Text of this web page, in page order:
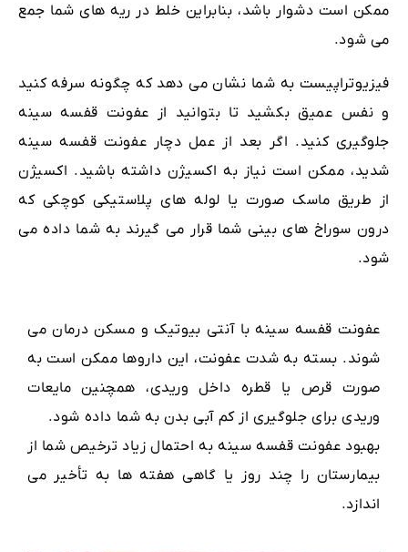
ممکن است دشوار باشد، بنابراین خلط در ریه های شما جمع
می شود.
فیزیوتراپیست به شما نشان می دهد که چگونه سرفه کنید
و نفس عمیق بکشید تا بتوانید از عفونت قفسه سینه
جلوگیری کنید. اگر بعد از عمل دچار عفونت قفسه سینه
شدید، ممکن است نیاز به اکسیژن داشته باشید. اکسیژن
از طریق ماسک صورت یا لوله های پلاستیکی کوچکی که
درون سوراخ های بینی شما قرار می گیرند به شما داده می
شود.
عفونت قفسه سینه با آنتی بیوتیک و مسکن درمان می
شوند. بسته به شدت عفونت، این داروها ممکن است به
صورت قرص یا قطره داخل وریدی، همچنین مایعات
وریدی برای جلوگیری از کم آبی بدن به شما داده شود.
بهبود عفونت قفسه سینه به احتمال زیاد ترخیص شما از
بیمارستان را چند روز یا گاهی هفته ها به تأخیر می
اندازد.